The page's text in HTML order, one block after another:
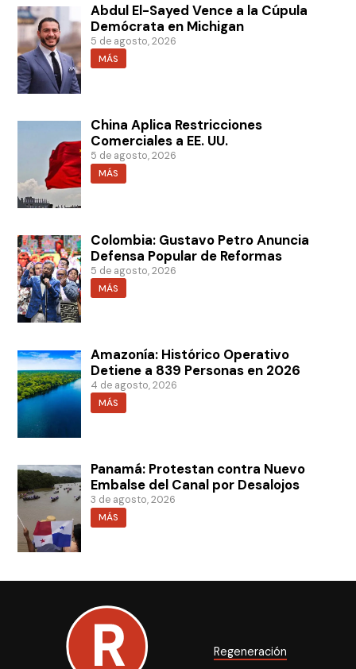
Abdul El-Sayed Vence a la Cúpula
Demócrata en Michigan
5 de agosto, 2026
MÁS
China Aplica Restricciones
Comerciales a EE. UU.
5 de agosto, 2026
MÁS
Colombia: Gustavo Petro Anuncia
Defensa Popular de Reformas
5 de agosto, 2026
MÁS
Amazonía: Histórico Operativo
Detiene a 839 Personas en 2026
4 de agosto, 2026
MÁS
Panamá: Protestan contra Nuevo
Embalse del Canal por Desalojos
3 de agosto, 2026
MÁS
Regeneración